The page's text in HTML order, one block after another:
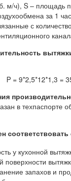
м/ч), S –
за 1
с
P = 9*2,5*12*1,3 =
в техпаспорте
поверхности
запахов и